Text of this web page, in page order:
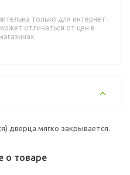
только для интернет-
отличаться от цен в
дверца мягко закрывается.
о товаре